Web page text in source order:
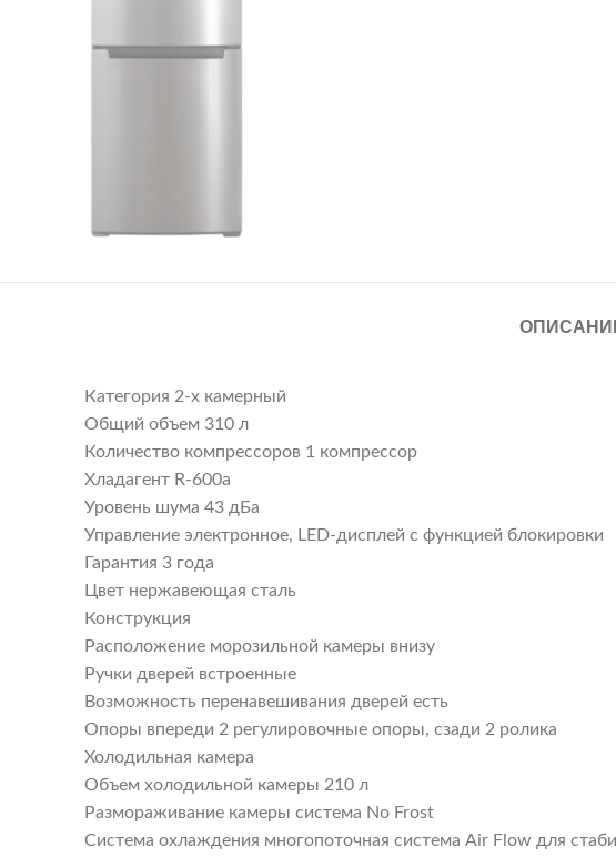
Категория 2-х камерный
Общий объем 310 л
Количество компрессоров 1 компрессор
Хладагент R-600a
Уровень шума 43 дБа
Управление электронное, LED-дисплей с функцией блокировки
Гарантия 3 года
Цвет нержавеющая сталь
Конструкция
Расположение морозильной камеры внизу
Ручки дверей встроенные
Возможность перенавешивания дверей есть
Опоры впереди 2 регулировочные опоры, сзади 2 ролика
Холодильная камера
Объем холодильной камеры 210 л
Размораживание камеры система No Frost
Система охлаждения многопоточная система Air Flow для